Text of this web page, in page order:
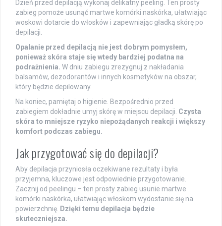
Dzień przed depilacją wykonaj delikatny peeling. Ten prosty
zabieg pomoże usunąć martwe komórki naskórka, ułatwiając
woskowi dotarcie do włosków i zapewniając gładką skórę po
depilacji.
Opalanie przed depilacją nie jest dobrym pomysłem,
ponieważ skóra staje się wtedy bardziej podatna na
podrażnienia. W dniu zabiegu zrezygnuj z nakładania
balsamów, dezodorantów i innych kosmetyków na obszar,
który będzie depilowany.
Na koniec, pamiętaj o higienie. Bezpośrednio przed
zabiegiem dokładnie umyj skórę w miejscu depilacji. Czysta
skóra to mniejsze ryzyko niepożądanych reakcji i większy
komfort podczas zabiegu.
Jak przygotować się do depilacji?
Aby depilacja przyniosła oczekiwane rezultaty i była
przyjemna, kluczowe jest odpowiednie przygotowanie.
Zacznij od peelingu – ten prosty zabieg usunie martwe
komórki naskórka, ułatwiając włoskom wydostanie się na
powierzchnię. Dzięki temu depilacja będzie
skuteczniejsza.